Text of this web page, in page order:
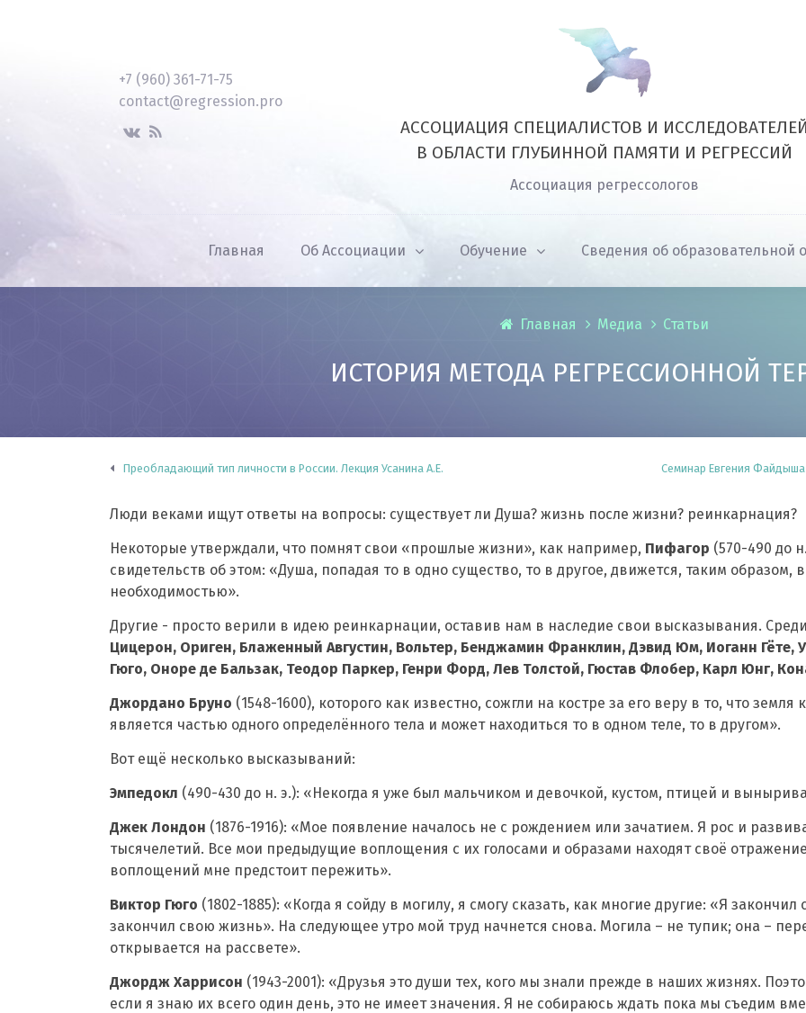
+7 (960) 361-71-75
contact@regression.pro
АССОЦИАЦИЯ СПЕЦИАЛИСТОВ И
В ОБЛАСТИ ГЛУБИННОЙ ПАМЯТИ И РЕГРЕССИЙ
Ассоциация регрессологов
Главная Об Ассоциации Обучение Сведения об образовательной
Главная Медиа Статьи
ИСТОРИЯ МЕТОДА РЕГРЕССИОННОЙ
Преобладающий тип личности в России. Лекция Усанина А.Е. Семинар Евгения Файдыша
Люди веками ищут ответы на вопросы: существует ли Душа? жизнь после жизни? реинкарнация?
Некоторые утверждали, что помнят свои «прошлые жизни», как например, Пифагор (570-490 до
свидетельств об этом: «Душа, попадая то в одно существо, то в другое, движется, таким образом,
необходимостью».
Другие - просто верили в идею реинкарнации, оставив нам в наследие свои высказывания.
Цицерон, Ориген, Блаженный Августин, Вольтер, Бенджамин Франклин, Дэвид Юм, Иоганн Гёте,
Гюго, Оноре де Бальзак, Теодор Паркер, Генри Форд, Лев Толстой, Гюстав Флобер, Карл Юнг,
Джордано Бруно (1548-1600), которого как известно, сожгли на костре за его веру в то, что
является частью одного определённого тела и может находиться то в одном теле, то в другом».
Вот ещё несколько высказываний:
Эмпедокл (490-430 до н. э.): «Некогда я уже был мальчиком и девочкой, кустом, птицей и
Джек Лондон (1876-1916): «Мое появление началось не с рождением или зачатием. Я рос и
тысячелетий. Все мои предыдущие воплощения с их голосами и образами находят своё
воплощений мне предстоит пережить».
Виктор Гюго (1802-1885): «Когда я сойду в могилу, я смогу сказать, как многие другие: «Я
закончил свою жизнь». На следующее утро мой труд начнется снова. Могила – не тупик; она –
открывается на рассвете».
Джордж Харрисон (1943-2001): «Друзья это души тех, кого мы знали прежде в наших жизнях.
если я знаю их всего один день, это не имеет значения. Я не собираюсь ждать пока мы съедим